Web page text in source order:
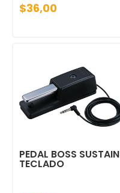
$36,00
PEDAL BOSS SUSTAIN
TECLADO